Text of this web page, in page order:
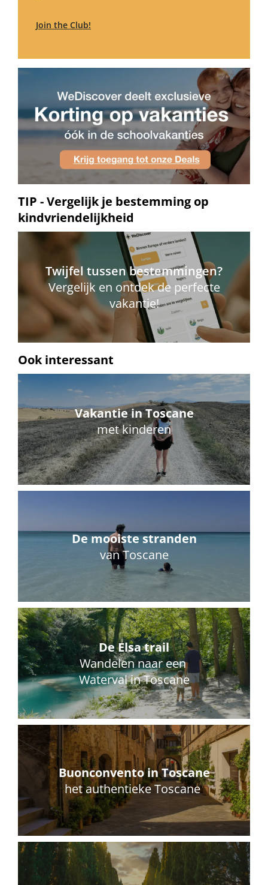
Join the Club!
TIP - Vergelijk je bestemming op
kindvriendelijkheid
Twijfel tussen bestemmingen?
Vergelijk en ontdek de perfecte
vakantie!
Ook interessant
Vakantie in Toscane
met kinderen
De mooiste stranden
van Toscane
De Elsa trail
Wandelen naar een
Waterval in Toscane
Buonconventoin Toscane
het authentieke Toscane